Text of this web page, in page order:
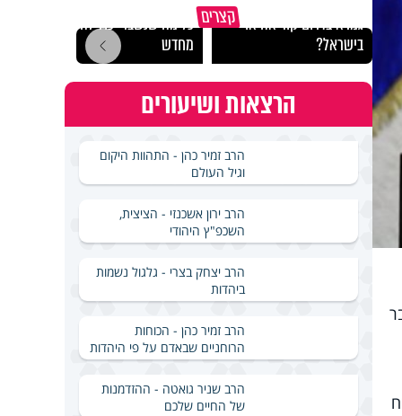
קצרים גמרא בדרום קוריאה או
בישראל?
כל מה שנשבר יכול להיבנות
מחדש
הרצאות ושיעורים
הרב זמיר כהן - התהוות היקום
וגיל העולם
הרב ירון אשכנזי - הציצית,
השכפ"ץ היהודי
הרב יצחק בצרי - גלגול נשמות
ביהדות
הרב זמיר כהן - הכוחות
הרוחניים שבאדם על פי היהדות
הרב שניר גואטה - ההזדמנות
של החיים שלכם